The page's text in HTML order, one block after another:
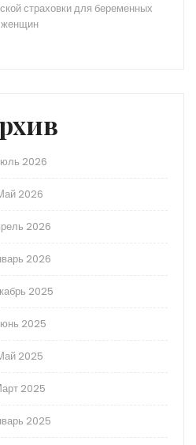
страховки для беременных
женщин
2026
2026
2026
2026
2025
2025
2025
2025
2025